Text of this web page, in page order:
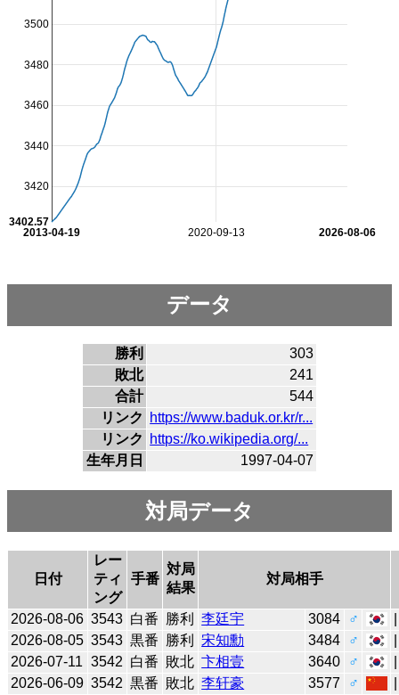
2020-09-13
2013-04-19 2026-08-06
3420
3440
3460
3480
3500
3402.57
データ
勝利
303
敗北
241
合計
544
リンク
https://www.baduk.or.kr/r...
リンク
https://ko.wikipedia.org/...
生年月日
1997-04-07
対局データ
日付
レー
ティ
ング
手番
対局
結果
対局相手
2026-08-06 3543 白番 勝利 李廷宇 3084 ♂
2026-08-05 3543 黒番 勝利 宋知勳 3484 ♂
2026-07-11 3542 白番 敗北 卞相壹 3640 ♂
2026-06-09 3542 黒番 敗北 李轩豪 3577 ♂